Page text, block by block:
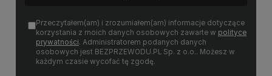
Przeczytałem(am) i zrozumiałem(am) informacje dotyczące
korzystania z moich danych osobowych zawarte w polityce
prywatności. Administratorem podanych danych
osobowych jest BEZPRZEWODU.PL Sp. z o.o.. Możesz w
każdym czasie wycofać tę zgodę.